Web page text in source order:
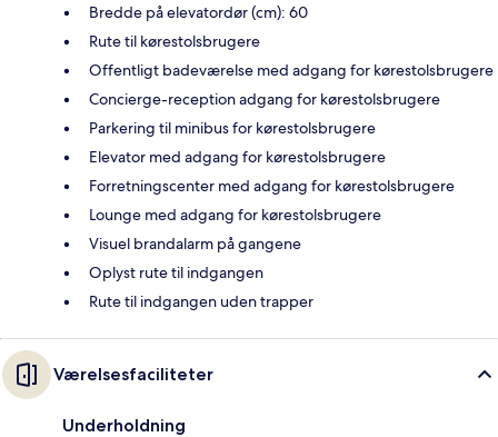
Bredde på elevatordør (cm): 60
Rute til kørestolsbrugere
Offentligt badeværelse med adgang for kørestolsbrugere
Concierge-reception adgang for kørestolsbrugere
Parkering til minibus for kørestolsbrugere
Elevator med adgang for kørestolsbrugere
Forretningscenter med adgang for kørestolsbrugere
Lounge med adgang for kørestolsbrugere
Visuel brandalarm på gangene
Oplyst rute til indgangen
Rute til indgangen uden trapper
Værelsesfaciliteter
Underholdning